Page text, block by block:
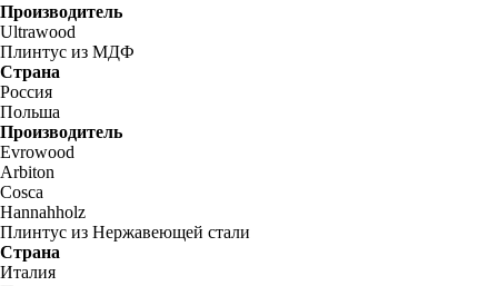
Производитель
Ultrawood
Плинтус из МДФ
Страна
Россия
Польша
Производитель
Evrowood
Arbiton
Cosca
Hannahholz
Плинтус из Нержавеющей стали
Страна
Италия